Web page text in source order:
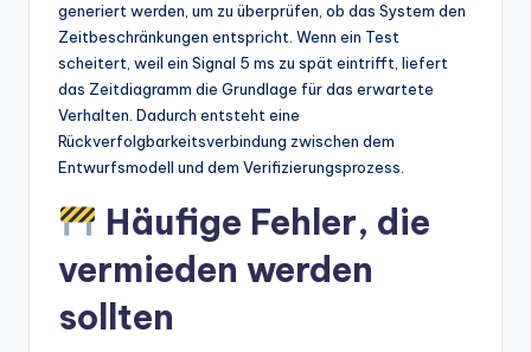
generiert werden, um zu überprüfen, ob das System den
Zeitbeschränkungen entspricht. Wenn ein Test
scheitert, weil ein Signal 5 ms zu spät eintrifft, liefert
das Zeitdiagramm die Grundlage für das erwartete
Verhalten. Dadurch entsteht eine
Rückverfolgbarkeitsverbindung zwischen dem
Entwurfsmodell und dem Verifizierungsprozess.
Häufige Fehler, die
vermieden werden
sollten